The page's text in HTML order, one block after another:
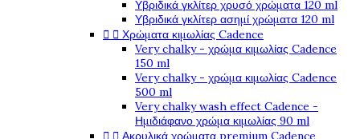
Υβριδικά γκλίτερ χρυσό χρώματα 120 ml
Υβριδικά γκλίτερ ασημί χρώματα 120 ml
  Χρώματα κιμωλίας Cadence
Very chalky - χρώμα κιμωλίας Cadence
150 ml
Very chalky - χρώμα κιμωλίας Cadence
500 ml
Very chalky wash effect Cadence -
Ημιδιάφανο χρώμα κιμωλίας 90 ml
  Ακρυλικά χρώματα premium Cadence